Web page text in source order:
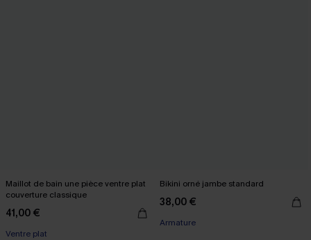
Maillot de bain une pièce ventre plat
couverture classique
41,00 €
Ventre plat
Bikini orné jambe standard
38,00 €
Armature